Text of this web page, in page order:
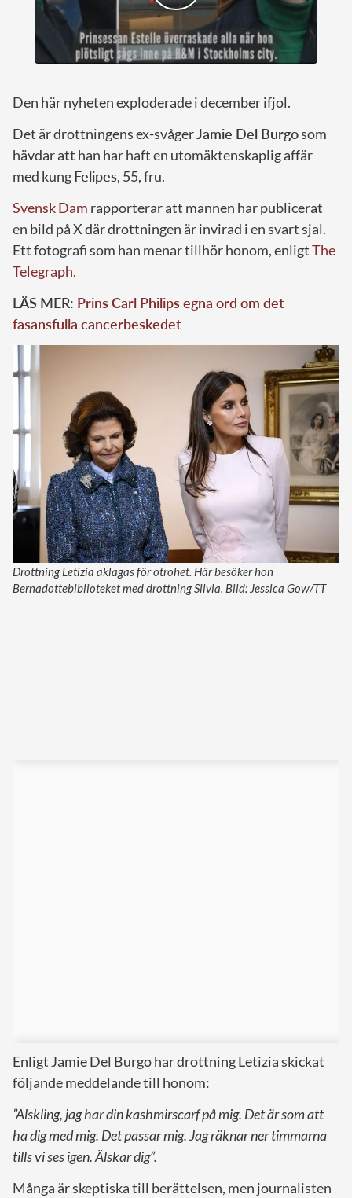
Den här nyheten exploderade i december ifjol.
Det är drottningens ex-svågerJamie Del Burgosom
hävdar att han har haft en utomäktenskaplig affär
med kungFelipes, 55, fru.
Svensk Dam rapporterar att mannen har publicerat
en bild på X där drottningen är invirad i en svart sjal.
Ett fotografi som han menar tillhör honom, enligtThe
Telegraph.
LÄS MER: Prins Carl Philips egna ord om det
fasansfulla cancerbeskedet
Drottning Letizia aklagas för otrohet. Här besöker hon
Bernadottebiblioteket med drottning Silvia. Bild: Jessica Gow/TT
Enligt Jamie Del Burgo har drottning Letizia skickat
följande meddelande till honom:
”Älskling, jag har din kashmirscarf på mig. Det är som att
ha dig med mig. Det passar mig. Jag räknar ner timmarna
tills vi ses igen. Älskar dig”.
Många är skeptiska till berättelsen, men journalisten